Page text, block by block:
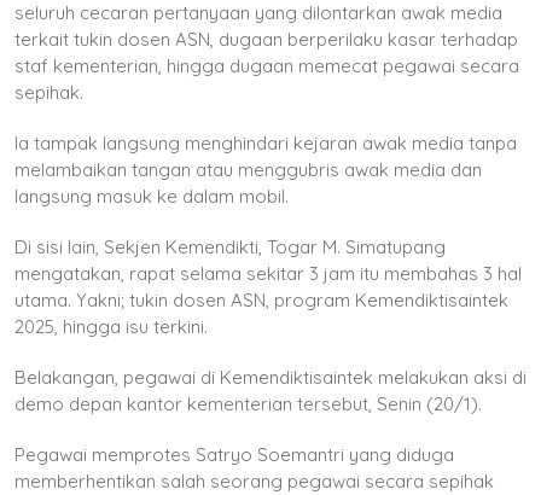
seluruh cecaran pertanyaan yang dilontarkan awak media
terkait tukin dosen ASN, dugaan berperilaku kasar terhadap
staf kementerian, hingga dugaan memecat pegawai secara
sepihak.
Ia tampak langsung menghindari kejaran awak media tanpa
melambaikan tangan atau menggubris awak media dan
langsung masuk ke dalam mobil.
Di sisi lain, Sekjen Kemendikti, Togar M. Simatupang
mengatakan, rapat selama sekitar 3 jam itu membahas 3 hal
utama. Yakni; tukin dosen ASN, program Kemendiktisaintek
2025, hingga isu terkini.
Belakangan, pegawai di Kemendiktisaintek melakukan aksi di
demo depan kantor kementerian tersebut, Senin (20/1).
Pegawai memprotes Satryo Soemantri yang diduga
memberhentikan salah seorang pegawai secara sepihak